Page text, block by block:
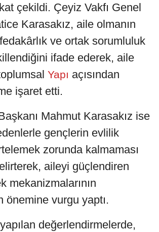
çekildi. Çeyiz Vakfı Genel
Karasakız, aile olmanın
ve ortak sorumluluk
ifade ederek, aile
Yapı açısından
işaret etti.
Mahmut Karasakız ise
gençlerin evlilik
zorunda kalmaması
aileyi güçlendiren
mekanizmalarının
önemine vurgu yaptı.
değerlendirmelerde,